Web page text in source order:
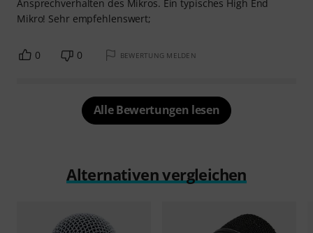
Ansprechverhalten des Mikros. Ein typisches High End
Mikro! Sehr empfehlenswert;
0 0 BEWERTUNG MELDEN
Alle Bewertungen lesen
Alternativen vergleichen